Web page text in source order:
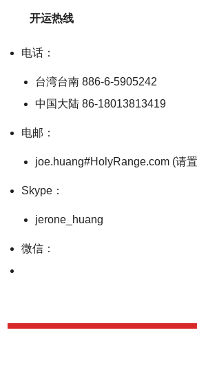
开运热线
电话：
台湾台南 886-6-5905242
中国大陆 86-18013813419
电邮：
joe.huang#HolyRange.com (请
Skype：
jerone_huang
微信：